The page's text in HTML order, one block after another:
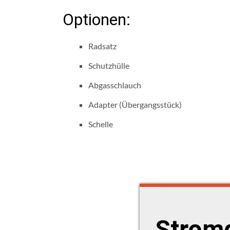
Optionen:
Radsatz
Schutzhülle
Abgasschlauch
Adapter (Übergangsstück)
Schelle